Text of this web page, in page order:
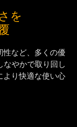
を
性など、多くの優
なやかで取り回し
より快適な使い心